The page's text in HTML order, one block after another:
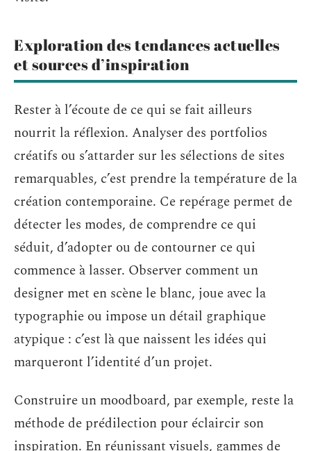
Exploration des tendances actuelles
et sources d’inspiration
Rester à l’écoute de ce qui se fait ailleurs
nourrit la réflexion. Analyser des portfolios
créatifs ou s’attarder sur les sélections de sites
remarquables, c’est prendre la température de la
création contemporaine. Ce repérage permet de
détecter les modes, de comprendre ce qui
séduit, d’adopter ou de contourner ce qui
commence à lasser. Observer comment un
designer met en scène le blanc, joue avec la
typographie ou impose un détail graphique
atypique : c’est là que naissent les idées qui
marqueront l’identité d’un projet.
Construire un moodboard, par exemple, reste la
méthode de prédilection pour éclaircir son
inspiration. En réunissant visuels, gammes de